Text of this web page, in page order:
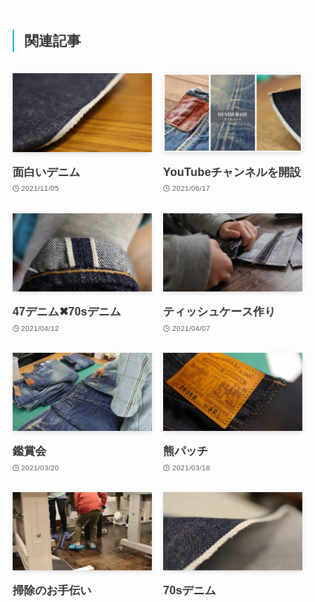
関連記事
面白いデニム
2021/11/05
YouTubeチャンネルを開設
2021/06/17
47デニム✖70sデニム
2021/04/12
ティッシュケース作り
2021/04/07
鑑賞会
2021/03/20
熊パッチ
2021/03/18
掃除のお手伝い 70sデニム